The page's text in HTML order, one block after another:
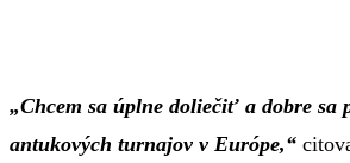
„Chcem sa úplne doliečiť a dobre
antukových turnajov v Európe,“